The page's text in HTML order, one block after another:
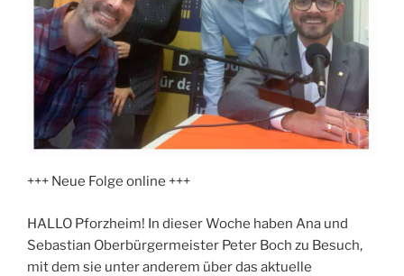
+++ Neue Folge online +++
HALLO Pforzheim! In dieser Woche haben Ana und
Sebastian Oberbürgermeister Peter Boch zu Besuch,
mit dem sie unter anderem über das aktuelle